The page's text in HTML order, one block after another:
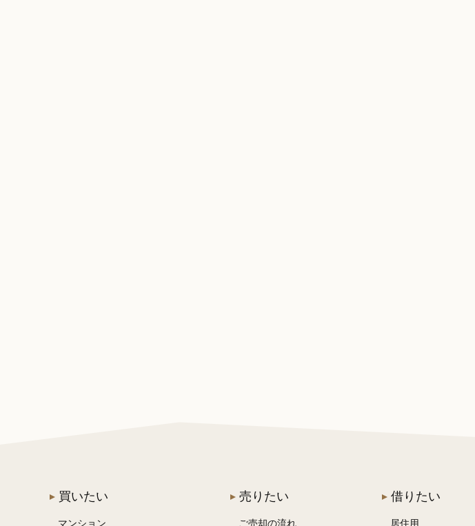
買いたい
マンション
売りたい
ご売却の流れ
借りたい
居住用